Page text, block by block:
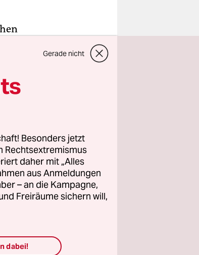
Gerade nicht
Besonders jetzt
Rechtsextremismus
daher mit „Alles
aus Anmeldungen
– an die Kampagne,
Freiräume sichern will,
dabei!